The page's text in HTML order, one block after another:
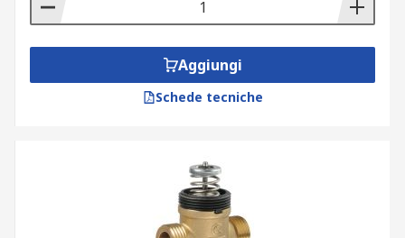
Aggiungi
Schede tecniche